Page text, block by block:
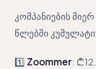
კომპანიების
წლებში
1️⃣ Zoommer: